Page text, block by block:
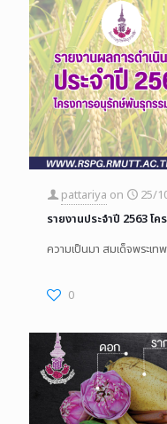
pattariya on
25/
รายงานประจำปี 2563
ความเป็นมา สมเด็จพระเท
0